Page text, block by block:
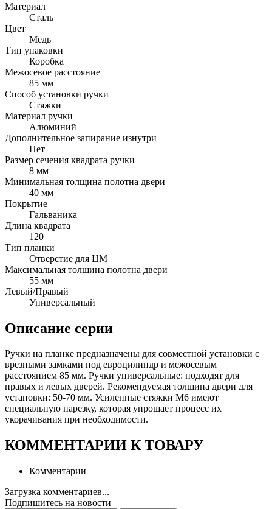
Материал
Сталь
Цвет
Медь
Тип упаковки
Коробка
Межосевое расстояние
85 мм
Способ установки ручки
Стяжки
Материал ручки
Алюминий
Дополнительное запирание изнутри
Нет
Размер сечения квадрата ручки
8 мм
Минимальная толщина полотна двери
40 мм
Покрытие
Гальваника
Длина квадрата
120
Тип планки
Отверстие для ЦМ
Максимальная толщина полотна двери
55 мм
Левый/Правый
Универсальный
Описание серии
Ручки на планке предназначены для совместной установки с
врезными замками под евроцилиндр и межосевым
расстоянием 85 мм. Ручки универсальные: подходят для
правых и левых дверей. Рекомендуемая толщина двери для
установки: 50-70 мм. Усиленные стяжки М6 имеют
специальную нарезку, которая упрощает процесс их
укорачивания при необходимости.
КОММЕНТАРИИ К ТОВАРУ
Комментарии
Загрузка комментариев...
Подпишитесь на новости